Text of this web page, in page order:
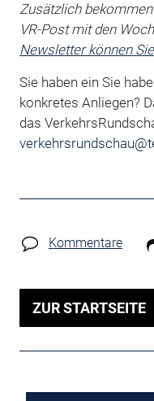
Zusätzlich
VR-Post mit den
Newsletter können
Sie haben ein Sie
konkretes Anliegen?
das
Kommentare
ZUR STARTSEITE